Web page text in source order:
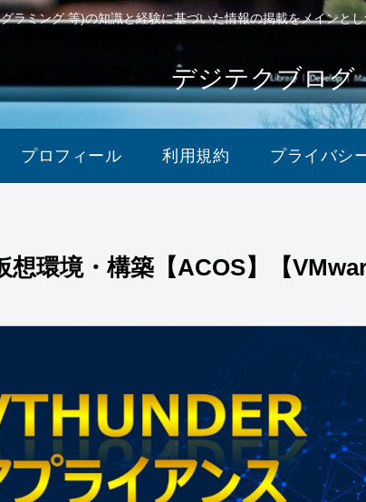
ラミング 等)の知識と経験に基づいた情報の掲載をメインと
デジテクブログ
プロフィール 利用規約 プライバシ
想環境・構築【ACOS】【